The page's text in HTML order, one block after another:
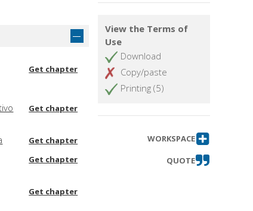
Get chapter
Get chapter
Get chapter
Get chapter
Get chapter
View the Terms of
Use
Download
Copy/paste
Printing (5)
WORKSPACE
QUOTE